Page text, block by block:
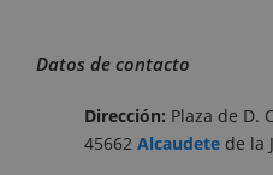
Datos de contacto
Dirección: Plaza de D.
45662 Alcaudete de la